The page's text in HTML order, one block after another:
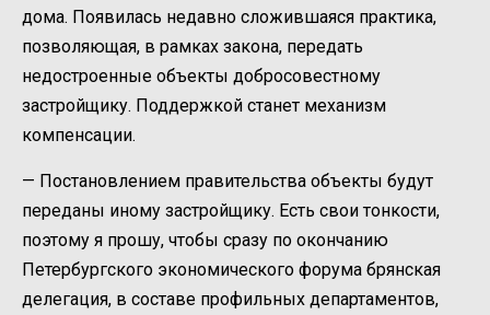
дома. Появилась недавно сложившаяся практика,
позволяющая, в рамках закона, передать
недостроенные объекты добросовестному
застройщику. Поддержкой станет механизм
компенсации.
— Постановлением правительства объекты будут
переданы иному застройщику. Есть свои тонкости,
поэтому я прошу, чтобы сразу по окончанию
Петербургского экономического форума брянская
делегация, в составе профильных департаментов,